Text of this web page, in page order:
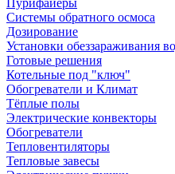
Пурифайеры
Системы обратного осмоса
Дозирование
Установки обеззараживания
Готовые решения
Котельные под "ключ"
Обогреватели и Климат
Тёплые полы
Электрические конвекторы
Обогреватели
Тепловентиляторы
Тепловые завесы